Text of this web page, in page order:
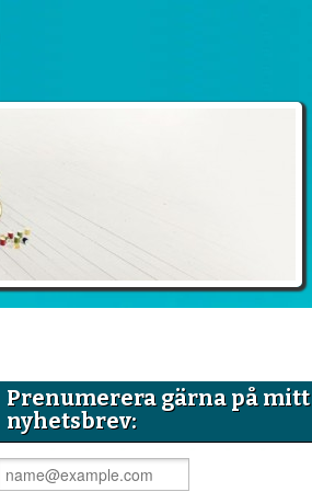
Prenumerera gärna på mitt
nyhetsbrev: